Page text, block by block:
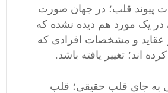
پیوند قلب؛ در جهان صورت
یک مورد هم دیده نشده که
عقاید و مشخصات افرادی که
اند؛ تغییر یافته باشد.
به جای قلب حقیقی؛ قلب